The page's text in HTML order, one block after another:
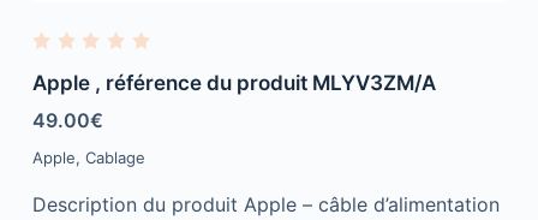
a
t
d
o
o
Apple , référence du produit MLYV3ZM/A
49.00€
Apple, Cablage
Description du produit Apple – câble d’alimentation